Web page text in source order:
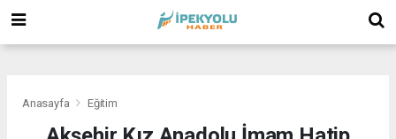
Anasayfa Eğitim